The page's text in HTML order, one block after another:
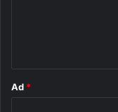
Ad *